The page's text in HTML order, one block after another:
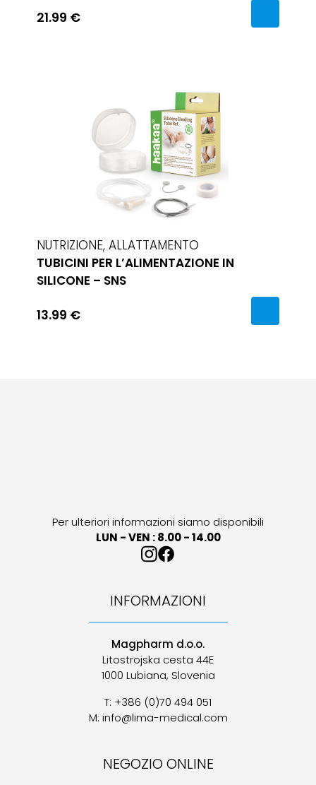
21.99 €
NUTRIZIONE, ALLATTAMENTO
TUBICINI PER L’ALIMENTAZIONE IN
SILICONE – SNS
13.99 €
INFORMAZIONI
Magpharm d.o.o.
Litostrojska cesta 44E
1000 Lubiana, Slovenia
T: +386 (0)70 494 051
M: info@lima-medical.com
Per ulteriori informazioni siamo disponibili
LUN - VEN : 8.00 - 14.00
NEGOZIO ONLINE